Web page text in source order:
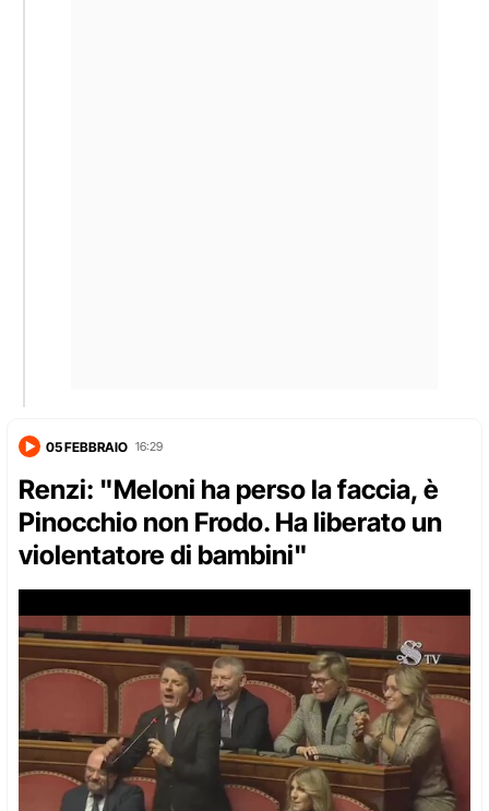
05 FEBBRAIO 16:29
Renzi: "Meloni ha perso la faccia, è
Pinocchio non Frodo. Ha liberato un
violentatore di bambini"